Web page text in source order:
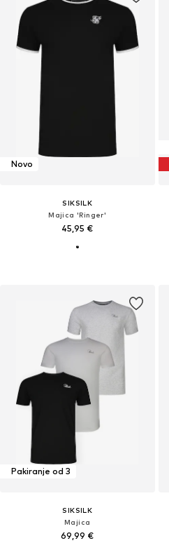
Novo
SIKSILK
Majica 'Ringer'
45,95 €
Pakiranje od 3
SIKSILK
Majica
69,99 €